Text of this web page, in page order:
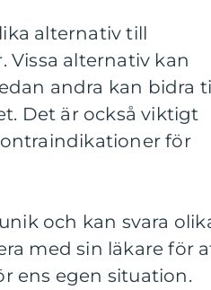
alternativ till
Vissa alternativ kan
andra kan bidra
Det är också viktigt
för
och kan svara
med sin läkare för
ens egen situation.